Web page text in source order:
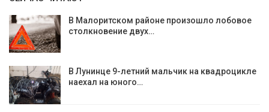
В Малоритском районе произошло лобовое
столкновение двух…
В Лунинце 9-летний мальчик на квадроцикле
наехал на юного…